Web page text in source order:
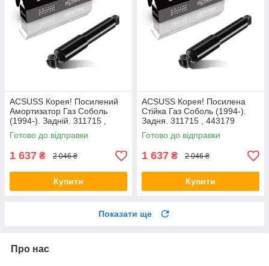
ACSUSS Корея! Посилений
Амортизатор Газ Соболь
(1994-). Задній. 311715 ,
443179
Готово до відправки
1 637 ₴ 2 046 ₴
Купити
ACSUSS Корея! Посилена
Стійка Газ Соболь (1994-).
Задня. 311715 , 443179
Готово до відправки
1 637 ₴ 2 046 ₴
Купити
Показати ще
Про нас